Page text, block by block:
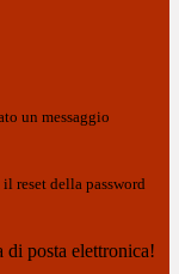
un messaggio
reset della password
di posta elettronica!